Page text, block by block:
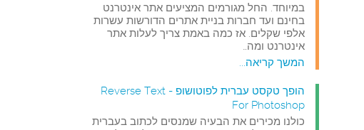
במיוחד. החל מגורמים המציעים אתר אינטרנט
בחינם ועד חברות בניית אתרים הדורשות עשרות
אלפי שקלים. אז כמה באמת צריך לעלות אתר
אינטרנט ומה…
המשך קריאה...
הופך טקסט עברית לפוטושופ - Reverse Text
For Photoshop
כולנו מכירים את הבעיה שמנסים לכתוב בעברית